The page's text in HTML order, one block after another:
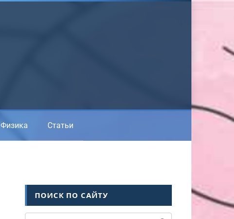
Физика Статьи
ПОИСК ПО САЙТУ